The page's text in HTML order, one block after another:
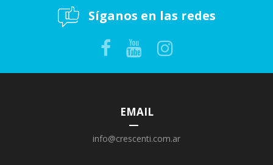
Síganos en las redes
EMAIL
info@crescenti.com.ar